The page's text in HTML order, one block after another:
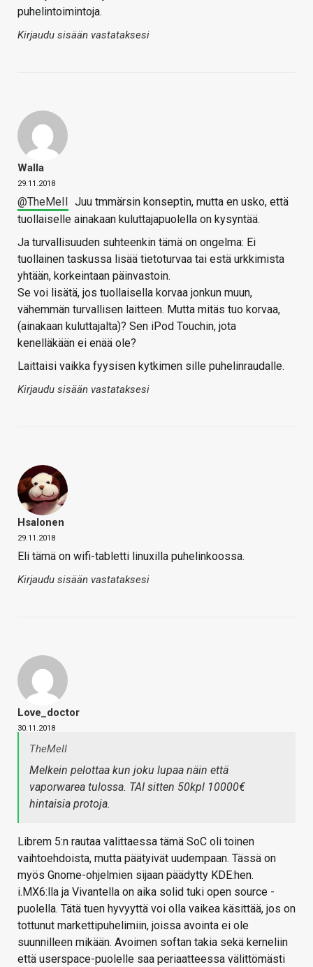
puhelintoimintoja.
Kirjaudu sisään vastataksesi
Walla
29.11.2018
@TheMeII
Juu tmmärsin konseptin, mutta en usko, että
tuollaiselle ainakaan kuluttajapuolella on kysyntää.
Ja turvallisuuden suhteenkin tämä on ongelma: Ei
tuollainen taskussa lisää tietoturvaa tai estä urkkimista
yhtään, korkeintaan päinvastoin.
Se voi lisätä, jos tuollaisella korvaa jonkun muun,
vähemmän turvallisen laitteen. Mutta mitäs tuo korvaa,
(ainakaan kuluttajalta)? Sen iPod Touchin, jota
kenelläkään ei enää ole?
Laittaisi vaikka fyysisen kytkimen sille puhelinraudalle.
Kirjaudu sisään vastataksesi
Hsalonen
29.11.2018
Eli tämä on wifi-tabletti linuxilla puhelinkoossa.
Kirjaudu sisään vastataksesi
Love_doctor
30.11.2018
TheMeII
Melkein pelottaa kun joku lupaa näin että
vaporwarea tulossa. TAI sitten 50kpl 10000€
hintaisia protoja.
Librem 5:n rautaa valittaessa tämä SoC oli toinen
vaihtoehdoista, mutta päätyivät uudempaan. Tässä on
myös Gnome-ohjelmien sijaan päädytty KDE:hen.
i.MX6:lla ja Vivantella on aika solid tuki open source -
puolella. Tätä tuen hyvyyttä voi olla vaikea käsittää, jos on
tottunut markettipuhelimiin, joissa avointa ei ole
suunnilleen mikään. Avoimen softan takia sekä kerneliin
että userspace-puolelle saa periaatteessa välittömästi